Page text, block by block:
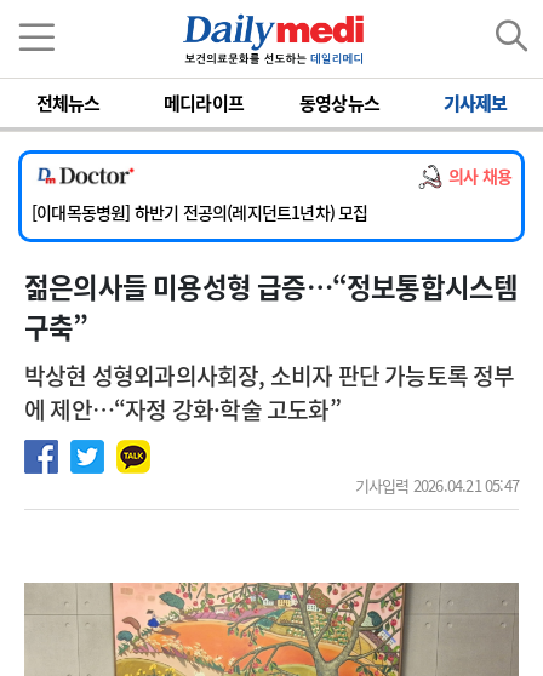
전체뉴스 메디라이프 동영상뉴스 기사제보
의사 채용
[서울아산병원] 2026년 하반기 인턴 모집
[영남대학교의료원] 마취통증의학과 임기제 임상의사 채용
[충남대학교병원] 소아청소년과(소아응급전담) 계약직 의사 공개채용
[동부병원] 계약직(응급의학과 전문의) 직원모집
[이대목동병원] 하반기 전공의(레지던트1년차) 모집
[서울아산병원] 2026년 하반기 인턴 모집
[영남대학교의료원] 마취통증의학과 임기제 임상의사 채용
젊은의사들 미용 성형 급증…“정보통합시스템
구축”
박상현 성형외과의사회장, 소비자 판단 가능토록 정부
에 제안…“자정 강화·학술 고도화”
기사입력 2026.04.21 05:47